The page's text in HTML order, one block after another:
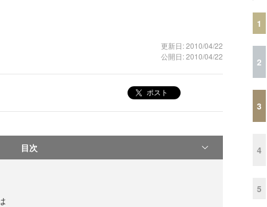
更新日: 2010/04/22
公開日: 2010/04/22
ポスト
目次
1
2
3
4
5